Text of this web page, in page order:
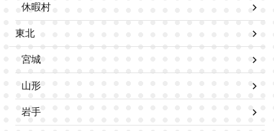
休暇村
東北
宮城
山形
岩手